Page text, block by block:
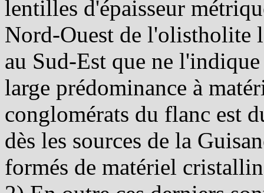
lentilles d'épaisseur
Nord-Ouest de l'olistholite
au Sud-Est que ne
large prédominance à
conglomérats du flanc est
dès les sources de la
formés de matériel